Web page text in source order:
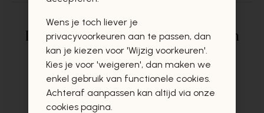
Deze producten zullen u zeker en
vast ook interesseren
Wens je toch liever je
privacyvoorkeuren aan te passen, dan
kan je kiezen voor 'Wijzig voorkeuren'.
Kies je voor 'weigeren', dan maken we
enkel gebruik van functionele cookies.
Achteraf aanpassen kan altijd via onze
cookies pagina.